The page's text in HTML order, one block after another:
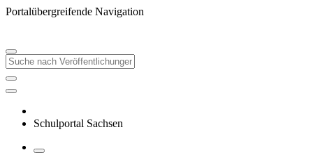
Portalübergreifende Navigation
Schulportal Sachsen